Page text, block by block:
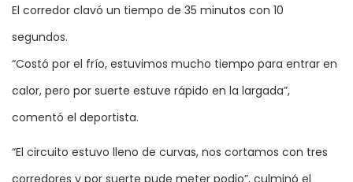
El corredor clavó un tiempo de 35 minutos con 10
segundos.
“Costó por el frío, estuvimos mucho tiempo para entrar en
calor, pero por suerte estuve rápido en la largada”,
comentó el deportista.
“El circuito estuvo lleno de curvas, nos cortamos con tres
corredores y por suerte pude meter podio”, culminó el